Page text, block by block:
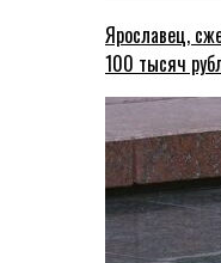
Ярославец,
100 тысяч